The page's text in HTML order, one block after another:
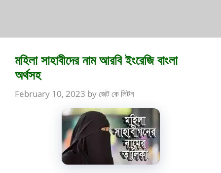
মহিলা সাহাবীদের নাম আরবি ইংরেজি বাংলা
অর্থসহ
February 10, 2023 byজেট কে লিটন